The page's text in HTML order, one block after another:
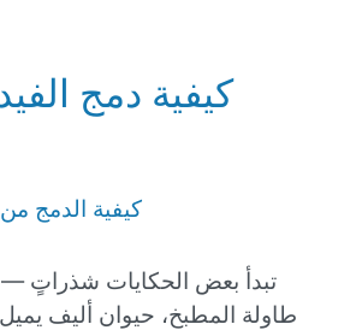
كيفية دمج
كيفية الدمج
تبدأ بعض الحكايات شذراتٍ
طاولة المطبخ، حيوان أليف